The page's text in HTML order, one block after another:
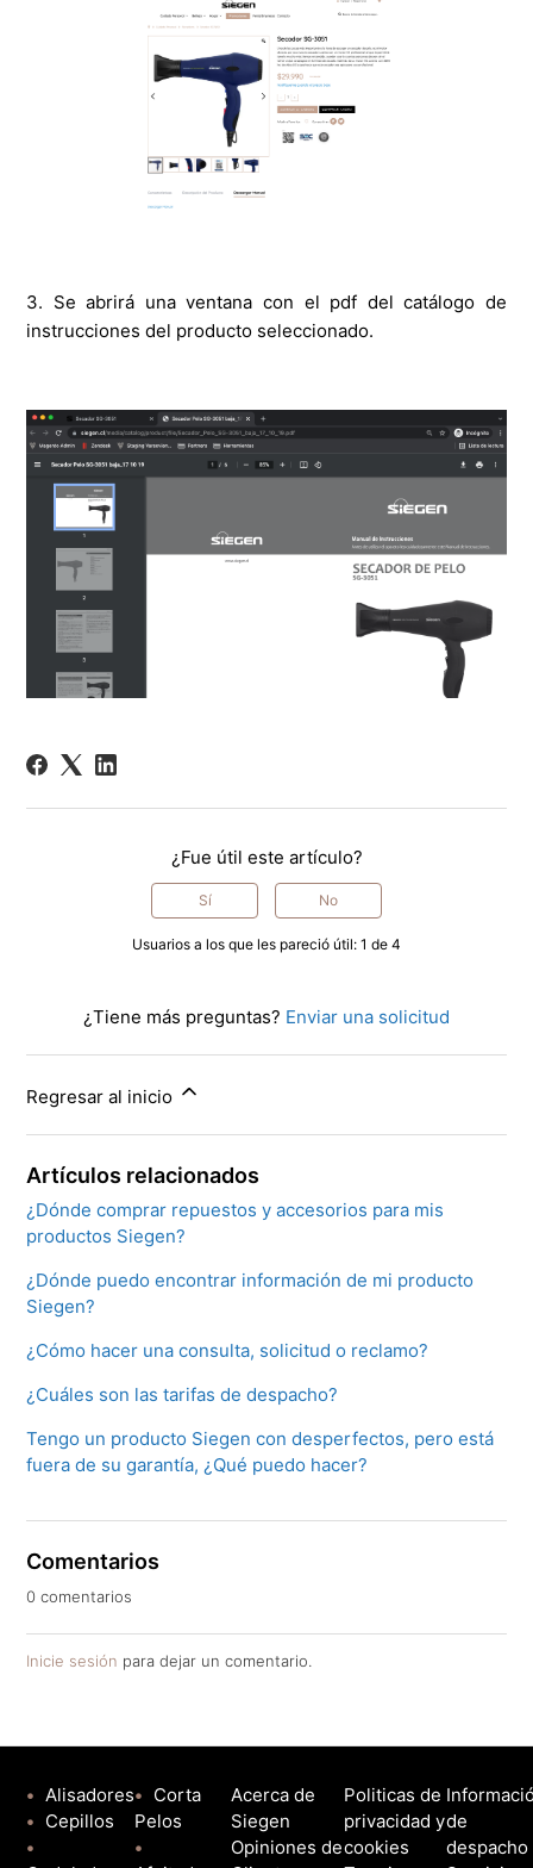
3. Se abrirá una ventana con el pdf del catálogo de
instrucciones del producto seleccionado.
¿Fue útil este artículo?
Sí No
Usuarios a los que les pareció útil: 1 de 4
¿Tiene más preguntas? Enviar una solicitud
Regresar al inicio
Artículos relacionados
¿Dónde comprar repuestos y accesorios para mis
productos Siegen?
¿Dónde puedo encontrar información de mi producto
Siegen?
¿Cómo hacer una consulta, solicitud o reclamo?
¿Cuáles son las tarifas de despacho?
Tengo un producto Siegen con desperfectos, pero está
fuera de su garantía, ¿Qué puedo hacer?
Comentarios
0 comentarios
Inicie sesión para dejar un comentario.
• Alisadores
• Cepillos
•
• Corta
Pelos
•
Acerca de
Siegen
Opiniones de
Politicas de
privacidad y
cookies
de
despacho